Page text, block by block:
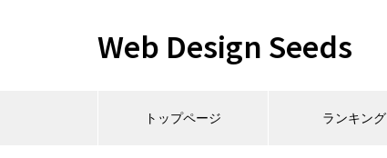
Web Design Seeds
トップページ ランキング